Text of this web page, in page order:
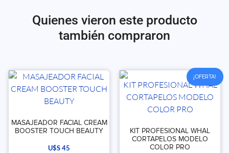
Quienes vieron este producto
también compraron
MASAJEADOR FACIAL CREAM
BOOSTER TOUCH BEAUTY
U$S45
¡OFERTA!
KIT PROFESIONAL WHAL
CORTAPELOS MODELO
COLOR PRO